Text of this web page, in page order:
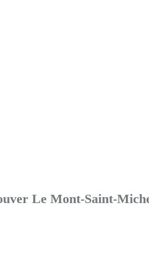
Le Mont-Saint-